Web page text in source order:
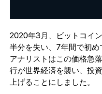
2020年3月、ビットコイ
半分を失い、7年間で初め
アナリストはこの価格急
行が世界経済を襲い、投
上げることにしました。